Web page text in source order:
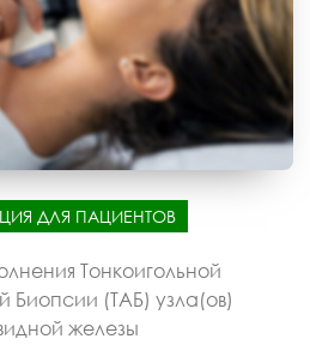
ДЛЯ ПАЦИЕНТОВ
Тонкоигольной
(ТАБ) узла(ов)
железы